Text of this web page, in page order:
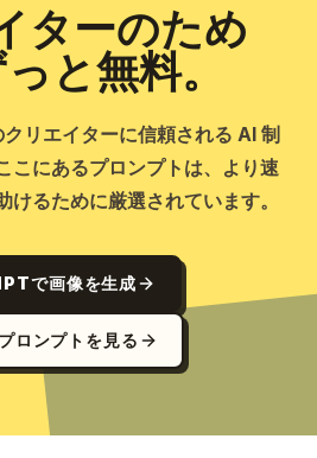
ターのため
と無料。
リエイターに信頼される AI 制
こにあるプロンプトは、より速
けるために厳選されています。
で画像を生成
ロンプトを見る